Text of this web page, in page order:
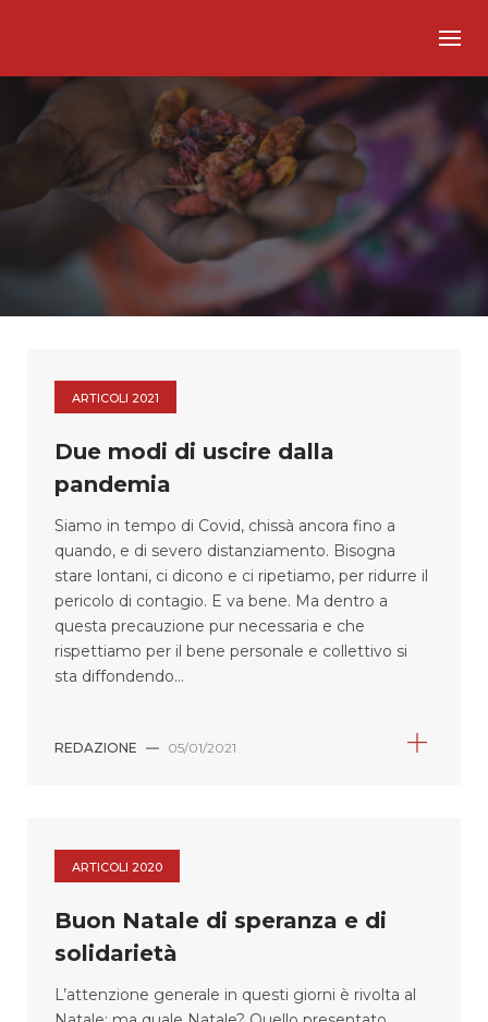
ARTICOLI 2021
Due modi di uscire dalla
pandemia
Siamo in tempo di Covid, chissà ancora fino a
quando, e di severo distanziamento. Bisogna
stare lontani, ci dicono e ci ripetiamo, per ridurre il
pericolo di contagio. E va bene. Ma dentro a
questa precauzione pur necessaria e che
rispettiamo per il bene personale e collettivo si
sta diffondendo...
REDAZIONE — 05/01/2021
ARTICOLI 2020
Buon Natale di speranza e di
solidarietà
L’attenzione generale in questi giorni è rivolta al